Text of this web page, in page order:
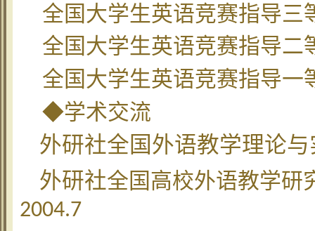
全国大学生英语竞赛指导三
全国大学生英语竞赛指导二
全国大学生英语竞赛指导一
◆学术交流
外研社全国外语教学理论
外研社全国高校外语教学研
2004.7